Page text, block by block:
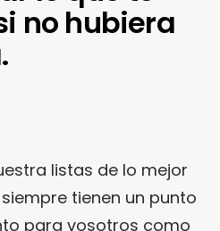
no hubiera
listas de lo mejor
tienen un punto
para vosotros como